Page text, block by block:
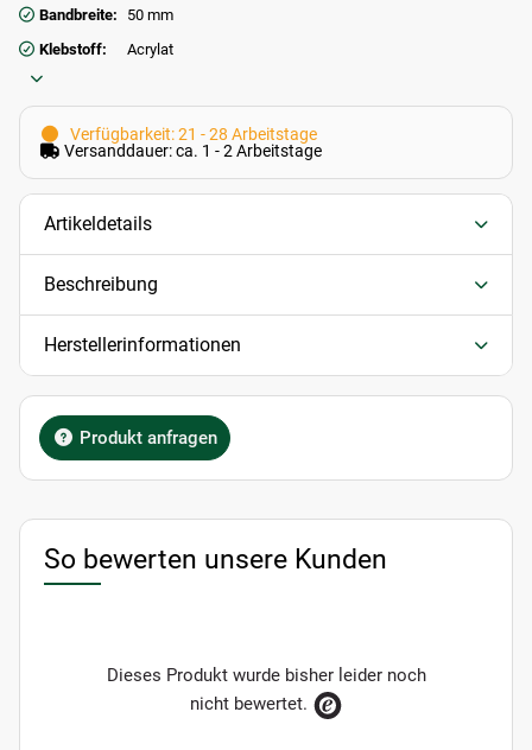
Bandbreite:
50 mm
Klebstoff:
Acrylat
Verfügbarkeit: 21 - 28 Arbeitstage
Versanddauer: ca. 1 - 2 Arbeitstage
Artikeldetails
Beschreibung
Herstellerinformationen
Produkt anfragen
So bewerten unsere Kunden
Dieses Produkt wurde bisher leider noch
nicht bewertet.